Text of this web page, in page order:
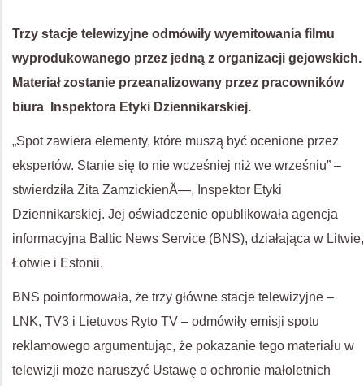
Trzy stacje telewizyjne odmówiły wyemitowania filmu
wyprodukowanego przez jedną z organizacji gejowskich.
Materiał zostanie przeanalizowany przez pracowników
biura Inspektora Etyki Dziennikarskiej.
„Spot zawiera elementy, które muszą być ocenione przez
ekspertów. Stanie się to nie wcześniej niż we wrześniu” –
stwierdziła Zita ZamzickienÄ—, Inspektor Etyki
Dziennikarskiej. Jej oświadczenie opublikowała agencja
informacyjna Baltic News Service (BNS), działająca w Litwie,
Łotwie i Estonii.
BNS poinformowała, że trzy główne stacje telewizyjne –
LNK, TV3 i Lietuvos Ryto TV – odmówiły emisji spotu
reklamowego argumentując, że pokazanie tego materiału w
telewizji może naruszyć Ustawę o ochronie małoletnich